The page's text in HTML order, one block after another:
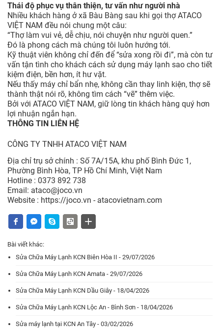
Thái độ phục vụ thân thiện, tư vấn như người nhà
Nhiều khách hàng ở xã Bàu Bàng sau khi gọi thợ ATACO
VIỆT NAM đều nói chung một câu:
“Thợ làm vui vẻ, dễ chịu, nói chuyện như người quen.”
Đó là phong cách mà chúng tôi luôn hướng tới.
Kỹ thuật viên không chỉ đến để “sửa xong rồi đi”, mà còn tư
vấn tận tình cho khách cách sử dụng máy lạnh sao cho tiết
kiệm điện, bền hơn, ít hư vặt.
Nếu thấy máy chỉ bẩn nhẹ, không cần thay linh kiện, thợ sẽ
thành thật nói rõ, không tìm cách “vẽ” thêm việc.
Bởi với ATACO VIỆT NAM, giữ lòng tin khách hàng quý hơn
lợi nhuận ngắn hạn.
THÔNG TIN LIÊN HỆ
CÔNG TY TNHH ATACO VIỆT NAM
Địa chỉ trụ sở chính : Số 7A/15A, khu phố Bình Đức 1,
Phường Bình Hòa, TP Hồ Chí Minh, Việt Nam
Hotline : 0373 892 738
Email: ataco@joco.vn
Website : https://joco.vn - atacovietnam.com
Bài viết khác:
Sửa Chữa Máy Lạnh KCN Biên Hòa II - 29/07/2026
Sửa Chữa Máy Lạnh KCN Amata - 29/07/2026
Sửa Chữa Máy Lạnh KCN Dầu Giây - 18/04/2026
Sửa Chữa Máy Lạnh KCN Lộc An - Bình Sơn - 18/04/2026
Sửa máy lạnh tại KCN An Tây - 03/02/2026